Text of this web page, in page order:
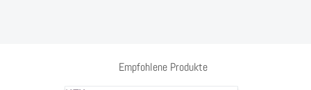
Empfohlene Produkte